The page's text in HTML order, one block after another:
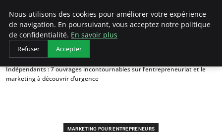
LECFCM
Accueil
Marketing pour entrepreneurs
Indépendants : 7 ouvrages incontournables sur l’entrepreneuriat et le
marketing à découvrir d’urgence
MARKETING POUR ENTREPRENEURS
Nous utilisons des cookies pour améliorer votre expérience
de navigation. En poursuivant, vous acceptez notre politique
de confidentialité. En savoir plus
Refuser Accepter